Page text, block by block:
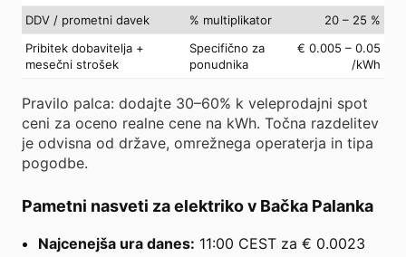
DDV / prometni davek
% multiplikator
20 – 25 %
Pribitek dobavitelja +
mesečni strošek
Specifično za
ponudnika
€ 0.005 – 0.05
/kWh
Pravilo palca: dodajte 30–60% k veleprodajni spot
ceni za oceno realne cene na kWh. Točna razdelitev
je odvisna od države, omrežnega operaterja in tipa
pogodbe.
Pametni nasveti za elektriko v Bačka Palanka
Najcenejša ura danes: 11:00 CEST za € 0.0023